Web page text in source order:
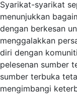
Syarikat-syarikat
menunjukkan
dengan berkesan
menggalakkan
diri dengan
pelesenan sumber
sumber terbuka
mengimbangi